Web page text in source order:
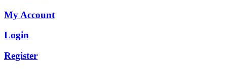
My Account
Login
Register